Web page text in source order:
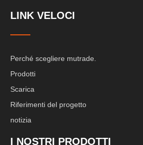
LINK VELOCI
Perché scegliere mutrade.
Prodotti
Scarica
Riferimenti del progetto
notizia
I NOSTRI PRODOTTI